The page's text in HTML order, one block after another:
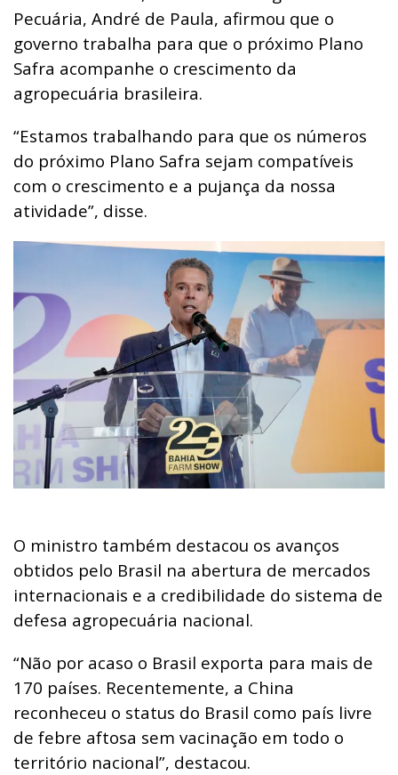
Pecuária, André de Paula, afirmou que o
governo trabalha para que o próximo Plano
Safra acompanhe o crescimento da
agropecuária brasileira.
“Estamos trabalhando para que os números
do próximo Plano Safra sejam compatíveis
com o crescimento e a pujança da nossa
atividade”, disse.
O ministro também destacou os avanços
obtidos pelo Brasil na abertura de mercados
internacionais e a credibilidade do sistema de
defesa agropecuária nacional.
“Não por acaso o Brasil exporta para mais de
170 países. Recentemente, a China
reconheceu o status do Brasil como país livre
de febre aftosa sem vacinação em todo o
território nacional”, destacou.